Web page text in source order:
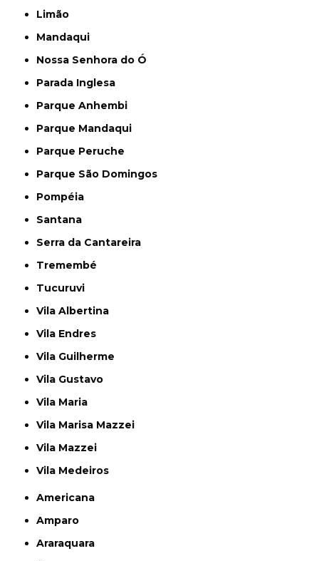
Limão
Mandaqui
Nossa Senhora do Ó
Parada Inglesa
Parque Anhembi
Parque Mandaqui
Parque Peruche
Parque São Domingos
Pompéia
Santana
Serra da Cantareira
Tremembé
Tucuruvi
Vila Albertina
Vila Endres
Vila Guilherme
Vila Gustavo
Vila Maria
Vila Marisa Mazzei
Vila Mazzei
Vila Medeiros
Americana
Amparo
Araraquara